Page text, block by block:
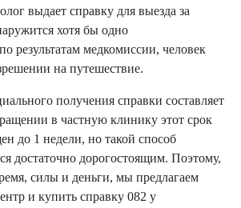
выдает справку для выезда за
хотя бы одно
результатам медкомиссии, человек
на путешествие.
получения справки составляет
в частную клинику этот срок
до 1 недели, но такой способ
достаточно дорогостоящим. Поэтому,
силы и деньги, мы предлагаем
и купить справку 082 у